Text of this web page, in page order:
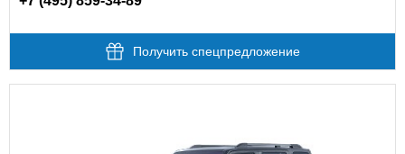
Получить спецпредложение